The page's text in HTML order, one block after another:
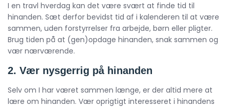
I en travl hverdag kan det være svært at finde tid til
hinanden. Sæt derfor bevidst tid af i kalenderen til at være
sammen, uden forstyrrelser fra arbejde, børn eller pligter.
Brug tiden på at (gen)opdage hinanden, snak sammen og
vær nærværende.
2. Vær nysgerrig på hinanden
Selv om I har været sammen længe, er der altid mere at
lære om hinanden. Vær oprigtigt interesseret i hinandens